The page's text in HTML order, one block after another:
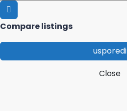
Compare listings
usporedi
Close